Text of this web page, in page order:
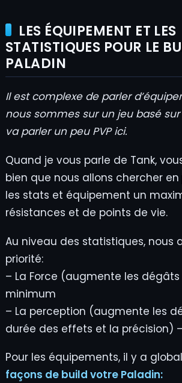
LES ÉQUIPEMENT ET LES
STATISTIQUES POUR LE
PALADIN
Il est complexe de parler
nous sommes sur un jeu basé sur
va parler un peu PVP ici.
Quand je vous parle de Tank,
bien que nous allons chercher
les stats et équipement un
résistances et de points de vie.
Au niveau des statistiques, nous
priorité:
– La Force (augmente les
minimum
– La perception (augmente les
durée des effets et la précision)
Pour les équipements, il y a
façons de build votre Paladin: